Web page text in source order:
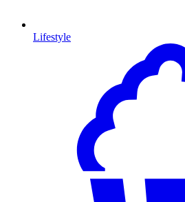
Lifestyle